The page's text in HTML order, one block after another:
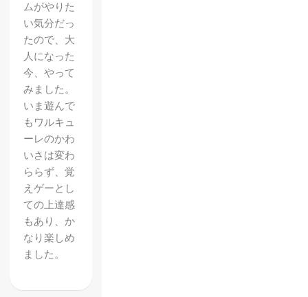
ムがやりた
い気分だっ
たので、大
人になった
今、やって
みました。
いま遊んで
もワルキュ
ーレのかわ
いさは変わ
ららず、覚
えゲーとし
ての上達感
もあり、か
なり楽しめ
ました。